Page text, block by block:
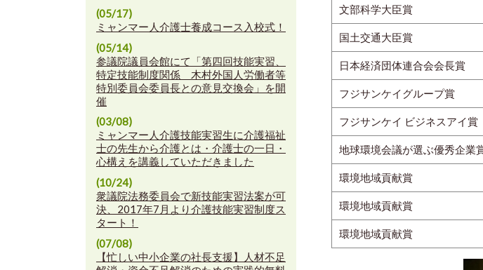
文部科学大臣賞
国土交通大臣賞
日本経済団体連合会会長賞
フジサンケイグループ賞
フジサンケイ ビジネスアイ賞
地球環境会議が選ぶ優秀企業
環境地域貢献賞
環境地域貢献賞
環境地域貢献賞
(05/17)
ミャンマー人介護士養成コース入校式！
(05/14)
参議院議員会館にて「第四回技能実習、
特定技能制度関係 木村外国人労働者等
特別委員会委員長との意見交換会」を開
催
(03/08)
ミャンマー人介護技能実習生に介護福祉
士の先生から介護とは・介護士の一日・
心構えを講義していただきました
(10/24)
衆議院法務委員会で新技能実習法案が可
決、2017年7月より介護技能実習制度ス
タート！
(07/08)
【忙しい中小企業の社長支援】人材不足